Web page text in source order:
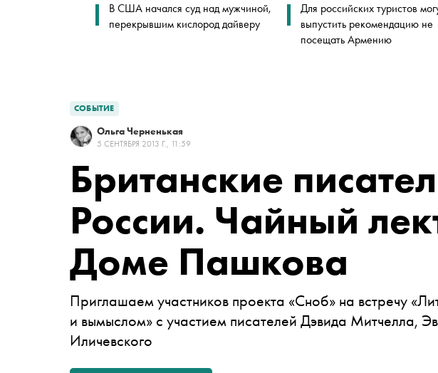
В США начался суд над мужчиной,
перекрывшим кислород дайверу
Для российских туристов
выпустить рекомендацию не
посещать Армению
СОБЫТИЕ
Ольга Черненькая
5 СЕНТЯБРЯ 2013 Г., 11:59
Британские
России. Чайный
Доме Пашкова
Приглашаем участников проекта «Сноб» на встречу
и вымыслом» с участием писателей Дэвида Митчелла,
Иличевского